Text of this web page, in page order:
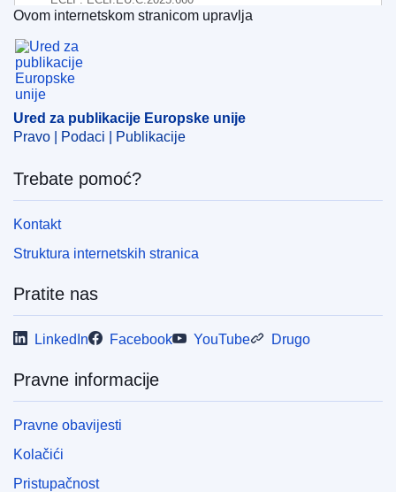
Ured za publikacije Europske unije
Ovom internetskom stranicom upravlja
Ured za publikacije Europske unije
Pravo | Podaci | Publikacije
Trebate pomoć?
Kontakt
Struktura internetskih stranica
Pratite nas
LinkedIn Facebook YouTube Drugo
Pravne informacije
Pravne obavijesti
Kolačići
Pristupačnost